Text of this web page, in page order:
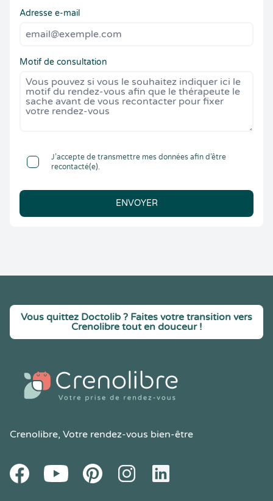
Adresse e-mail
Motif de consultation
J’accepte de transmettre mes données afin d’être
recontacté(e).
ENVOYER
Vous quittez Doctolib ? Faites votre transition vers
Crenolibre tout en douceur !
Crenolibre, Votre rendez-vous bien-être
FacebookYoutube PinteresetInstagramLinkedIn